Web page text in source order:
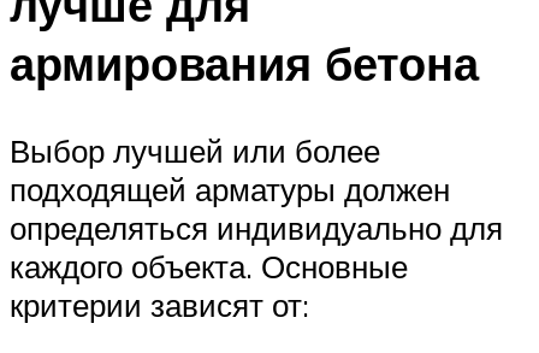
армирования бетона
Выбор лучшей или более
подходящей арматуры должен
определяться индивидуально для
каждого объекта. Основные
критерии зависят от: